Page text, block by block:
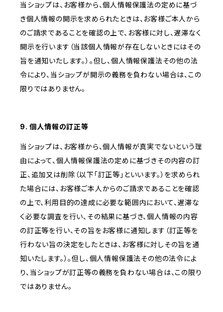
当ショップは、お客様から、個人情報保護法の定めに基づ
き個人情報の開示を求められたときは、お客様ご本人から
のご請求であることを確認の上で、お客様に対し、遅滞なく
開示を行います（当該個人情報が存在しないときにはその
旨を通知いたします。）。但し、個人情報保護法その他の法
令により、当ショップが開示の義務を負わない場合は、この
限りではありません。
9. 個人情報の訂正等
当ショップは、お客様から、個人情報が真実でないという理
由によって、個人情報保護法の定めに基づきその内容の訂
正、追加又は削除（以下「訂正等」といいます。）を求められ
た場合には、お客様ご本人からのご請求であることを確認
の上で、利用目的の達成に必要な範囲内において、遅滞な
く必要な調査を行い、その結果に基づき、個人情報の内容
の訂正等を行い、その旨をお客様に通知します（訂正等を
行わない旨の決定をしたときは、お客様に対しその旨を通
知いたします。）。但し、個人情報保護法その他の法令によ
り、当ショップが訂正等の義務を負わない場合は、この限り
ではありません。